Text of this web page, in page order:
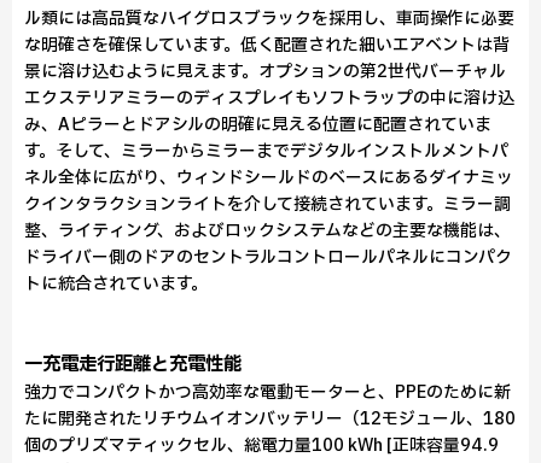
ル類には高品質なハイグロスブラックを採用し、車両操作に必要
な明確さを確保しています。低く配置された細いエアベントは背
景に溶け込むように見えます。オプションの第2世代バーチャル
エクステリアミラーのディスプレイもソフトラップの中に溶け込
み、Aピラーとドアシルの明確に見える位置に配置されていま
す。そして、ミラーからミラーまでデジタルインストルメントパ
ネル全体に広がり、ウィンドシールドのベースにあるダイナミッ
クインタラクションライトを介して接続されています。ミラー調
整、ライティング、およびロックシステムなどの主要な機能は、
ドライバー側のドアのセントラルコントロールパネルにコンパク
トに統合されています。
一充電走行距離と充電性能
強力でコンパクトかつ高効率な電動モーターと、PPEのために新
たに開発されたリチウムイオンバッテリー（12モジュール、180
個のプリズマティックセル、総電力量100 kWh [正味容量94.9